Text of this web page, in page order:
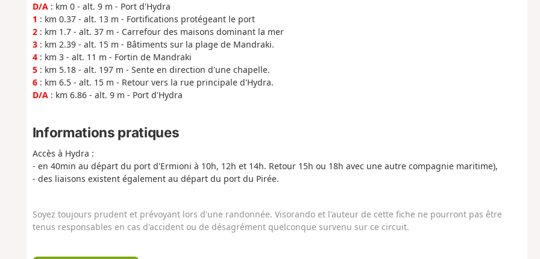
D/A: km 0 - alt. 9 m - Port d'Hydra
1 : km 0.37 - alt. 13 m - Fortifications protégeant le port
2: km 1.7 - alt. 37 m - Carrefour des maisons dominant la mer
3: km 2.39 - alt. 15 m - Bâtiments sur la plage de Mandraki.
4: km 3 - alt. 11 m - Fortin de Mandraki
5: km 5.18 - alt. 197 m - Sente en direction d'une chapelle.
6: km 6.5 - alt. 15 m - Retour vers la rue principale d'Hydra.
D/A: km 6.86 - alt. 9 m - Port d'Hydra
Informations pratiques
Accès à Hydra :
- en 40min au départ du port d'Ermioni à 10h, 12h et 14h. Retour 15h ou 18h avec une autre compagnie maritime),
- des liaisons existent également au départ du port du Pirée.
Soyez toujours prudent et prévoyant lors d'une randonnée. Visorando et l'auteur de cette fiche ne pourront pas être
tenus responsables en cas d'accident ou de désagrément quelconque survenu sur ce circuit.